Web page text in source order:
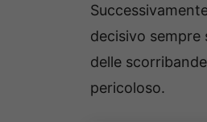
decisivo sempre
delle
pericoloso.